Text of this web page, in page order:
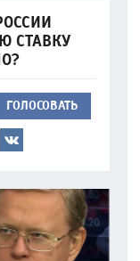
СТАВКУ
ГОЛОСОВАТЬ